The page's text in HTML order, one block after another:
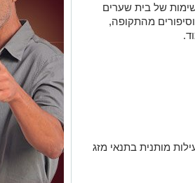
של בית שערים
מהתקופה,
מותנית בתנאי מזג